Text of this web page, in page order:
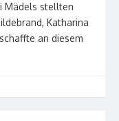
Mädels stellten
Katharina
an diesem